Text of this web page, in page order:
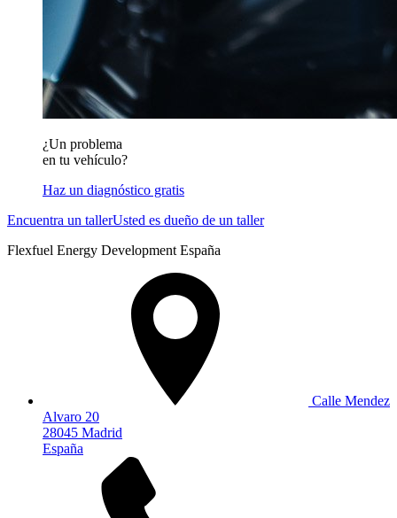
¿Un problema
en tu vehículo?
Haz un diagnóstico gratis
Encuentra un tallerUsted es dueño de un taller
Flexfuel Energy Development España
Calle Mendez
Alvaro 20
28045 Madrid
España